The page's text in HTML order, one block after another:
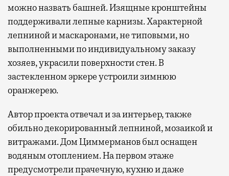
можно назвать башней. Изящные кронштейны
поддерживали лепные карнизы. Характерной
лепниной и маскаронами, не типовыми, но
выполненными по индивидуальному заказу
хозяев, украсили поверхности стен. В
застекленном эркере устроили зимнюю
оранжерею.
Автор проекта отвечал и за интерьер, также
обильно декорированный лепниной, мозаикой и
витражами. Дом Циммерманов был оснащен
водяным отоплением. На первом этаже
предусмотрели прачечную, кухню и даже